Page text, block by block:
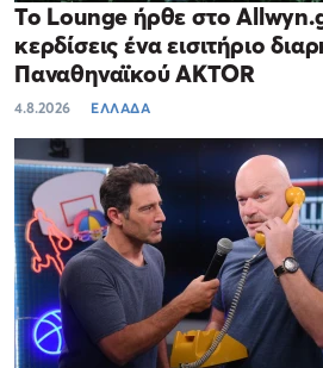
Το Lounge ήρθε στο
κερδίσεις ένα εισιτήριο
Παναθηναϊκού AKTOR
4.8.2026 ΕΛΛΑΔΑ